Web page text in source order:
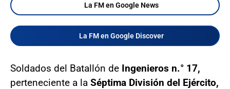
La FM en Google News
La FM en Google Discover
Soldados del Batallón de Ingenieros n.° 17,
perteneciente a la Séptima División del Ejército,